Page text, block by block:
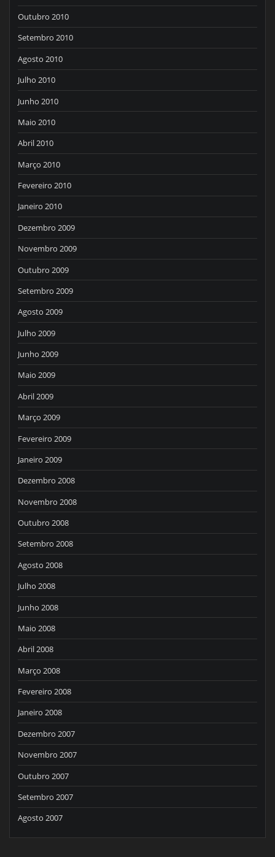
Outubro 2010
Setembro 2010
Agosto 2010
Julho 2010
Junho 2010
Maio 2010
Abril 2010
Março 2010
Fevereiro 2010
Janeiro 2010
Dezembro 2009
Novembro 2009
Outubro 2009
Setembro 2009
Agosto 2009
Julho 2009
Junho 2009
Maio 2009
Abril 2009
Março 2009
Fevereiro 2009
Janeiro 2009
Dezembro 2008
Novembro 2008
Outubro 2008
Setembro 2008
Agosto 2008
Julho 2008
Junho 2008
Maio 2008
Abril 2008
Março 2008
Fevereiro 2008
Janeiro 2008
Dezembro 2007
Novembro 2007
Outubro 2007
Setembro 2007
Agosto 2007